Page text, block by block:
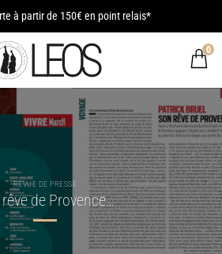
à partir de 150€ en point relais*
0
REVUE DE PRESSE
de Provence…